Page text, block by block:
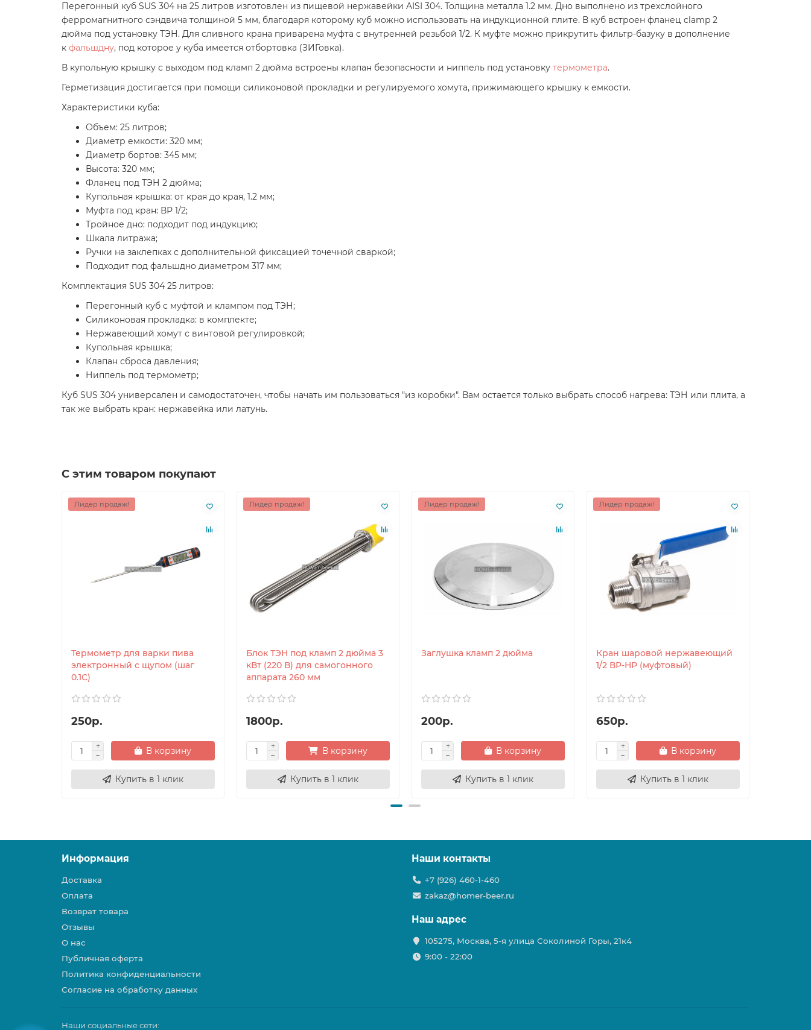
Перегонный куб SUS 304 на 25 литров изготовлен из пищевой нержавейки AISI 304. Толщина металла 1.2 мм. Дно выполнено из трехслойного
ферромагнитного сэндвича толщиной 5 мм, благодаря которому куб можно использовать на индукционной плите. В куб встроен фланец clamp 2
дюйма под установку ТЭН. Для сливного крана приварена муфта с внутренней резьбой 1/2. К муфте можно прикрутить фильтр-базуку в дополнение
к фальшдну, под которое у куба имеется отбортовка (ЗИГовка).
В купольную крышку с выходом под кламп 2 дюйма встроены клапан безопасности и ниппель под установку термометра.
Герметизация достигается при помощи силиконовой прокладки и регулируемого хомута, прижимающего крышку к емкости.
Характеристики куба:
Объем: 25 литров;
Диаметр емкости: 320 мм;
Диаметр бортов: 345 мм;
Высота: 320 мм;
Фланец под ТЭН 2 дюйма;
Купольная крышка: от края до края, 1.2 мм;
Муфта под кран: ВР 1/2;
Тройное дно: подходит под индукцию;
Шкала литража;
Ручки на заклепках с дополнительной фиксацией точечной сваркой;
Подходит под фальшдно диаметром 317 мм;
Комплектация SUS 304 25 литров:
Перегонный куб с муфтой и клампом под ТЭН;
Силиконовая прокладка: в комплекте;
Нержавеющий хомут с винтовой регулировкой;
Купольная крышка;
Клапан сброса давления;
Ниппель под термометр;
Куб SUS 304 универсален и самодостаточен, чтобы начать им пользоваться "из коробки". Вам остается только выбрать способ нагрева: ТЭН или плита, а
так же выбрать кран: нержавейка или латунь.
С этим товаром покупают
Лидер продаж!
Термометр для варки пива
электронный с щупом (шаг
0.1C)
250р.
В корзину
Купить в 1 клик
Лидер продаж!
Блок ТЭН под кламп 2 дюйма 3
кВт (220 В) для самогонного
аппарата 260 мм
1800р.
В корзину
Купить в 1 клик
Лидер продаж!
Заглушка кламп 2 дюйма
200р.
В корзину
Купить в 1 клик
Лидер продаж!
Кран шаровой нержавеющий
1/2 ВР-НР (муфтовый)
650р.
В корзину
Купить в 1 клик
Информация
Доставка
Оплата
Возврат товара
Отзывы
О нас
Публичная оферта
Политика конфиденциальности
Согласие на обработку данных
Наши контакты
+7 (926) 460-1-460
zakaz@homer-beer.ru
Наш адрес
105275, Москва, 5-я улица Соколиной Горы, 21к4
9:00 - 22:00
Наши социальные сети: